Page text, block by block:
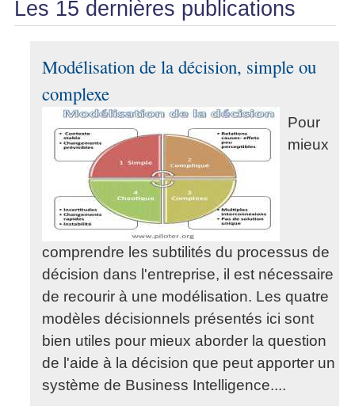
Les 15 dernières publications
Modélisation de la décision, simple ou
complexe
Pour
mieux
comprendre les subtilités du processus de
décision dans l'entreprise, il est nécessaire
de recourir à une modélisation. Les quatre
modèles décisionnels présentés ici sont
bien utiles pour mieux aborder la question
de l'aide à la décision que peut apporter un
système de Business Intelligence....